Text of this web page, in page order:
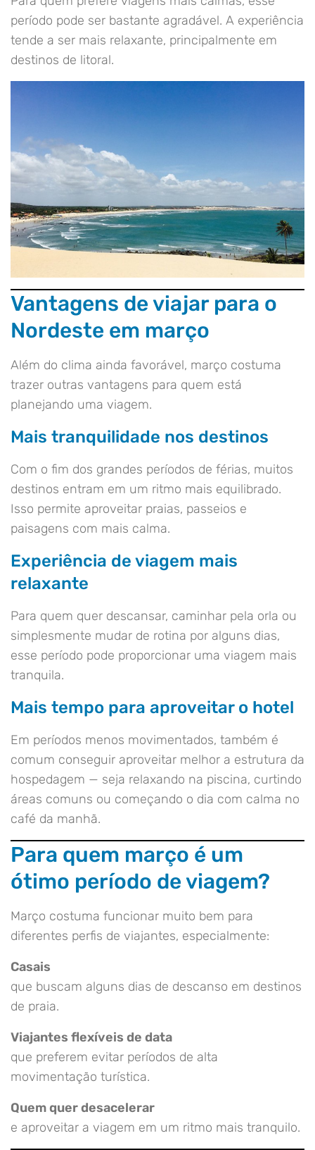
período pode ser bastante agradável. A experiência
tende a ser mais relaxante, principalmente em
destinos de litoral.
Vantagens de viajar para o
Nordeste em março
Além do clima ainda favorável, março costuma
trazer outras vantagens para quem está
planejando uma viagem.
Mais tranquilidade nos destinos
Com o fim dos grandes períodos de férias, muitos
destinos entram em um ritmo mais equilibrado.
Isso permite aproveitar praias, passeios e
paisagens com mais calma.
Experiência de viagem mais
relaxante
Para quem quer descansar, caminhar pela orla ou
simplesmente mudar de rotina por alguns dias,
esse período pode proporcionar uma viagem mais
tranquila.
Mais tempo para aproveitar o hotel
Em períodos menos movimentados, também é
comum conseguir aproveitar melhor a estrutura da
hospedagem — seja relaxando na piscina, curtindo
áreas comuns ou começando o dia com calma no
café da manhã.
Para quem março é um
ótimo período de viagem?
Março costuma funcionar muito bem para
diferentes perfis de viajantes, especialmente:
Casais
que buscam alguns dias de descanso em destinos
de praia.
Viajantes flexíveis de data
que preferem evitar períodos de alta
movimentação turística.
Quem quer desacelerar
e aproveitar a viagem em um ritmo mais tranquilo.